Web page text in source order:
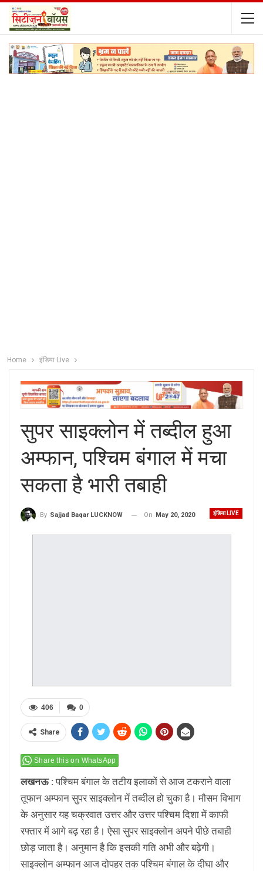
Home इंडिया Live
सुपर साइक्लोन में तब्दील हुआ
अम्फान, पश्चिम बंगाल में मचा
सकता है भारी तबाही
इंडिया LIVE
By Sajjad Baqar LUCKNOW On May 20, 2020
0
406
Share
Share this on WhatsApp
लखनऊ :पश्चिम बंगाल के तटीय इलाकों से आज टकराने वाला
तूफान अम्फान सुपर साइक्लोन में तब्दील हो चुका है। मौसम विभाग
के अनुसार यह चक्रवात उत्तर और उत्तर पश्चिम दिशा में काफी
रफ्तार में आगे बढ़ रहा है। ऐसा सुपर साइक्लोन अपने पीछे तबाही
छोड़ जाता है। अनुमान है कि इसकी गति अभी और बढ़ेगी।
साइक्लोन अम्फान आज दोपहर तक पश्चिम बंगाल के दीघा और